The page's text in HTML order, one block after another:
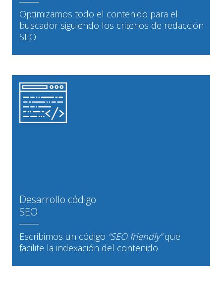
Optimizamos todo el contenido para el
buscador siguiendo los criterios de redacción
SEO
Desarrollo código
SEO
Escribimos un código “SEO friendly”que
facilite la indexación del contenido